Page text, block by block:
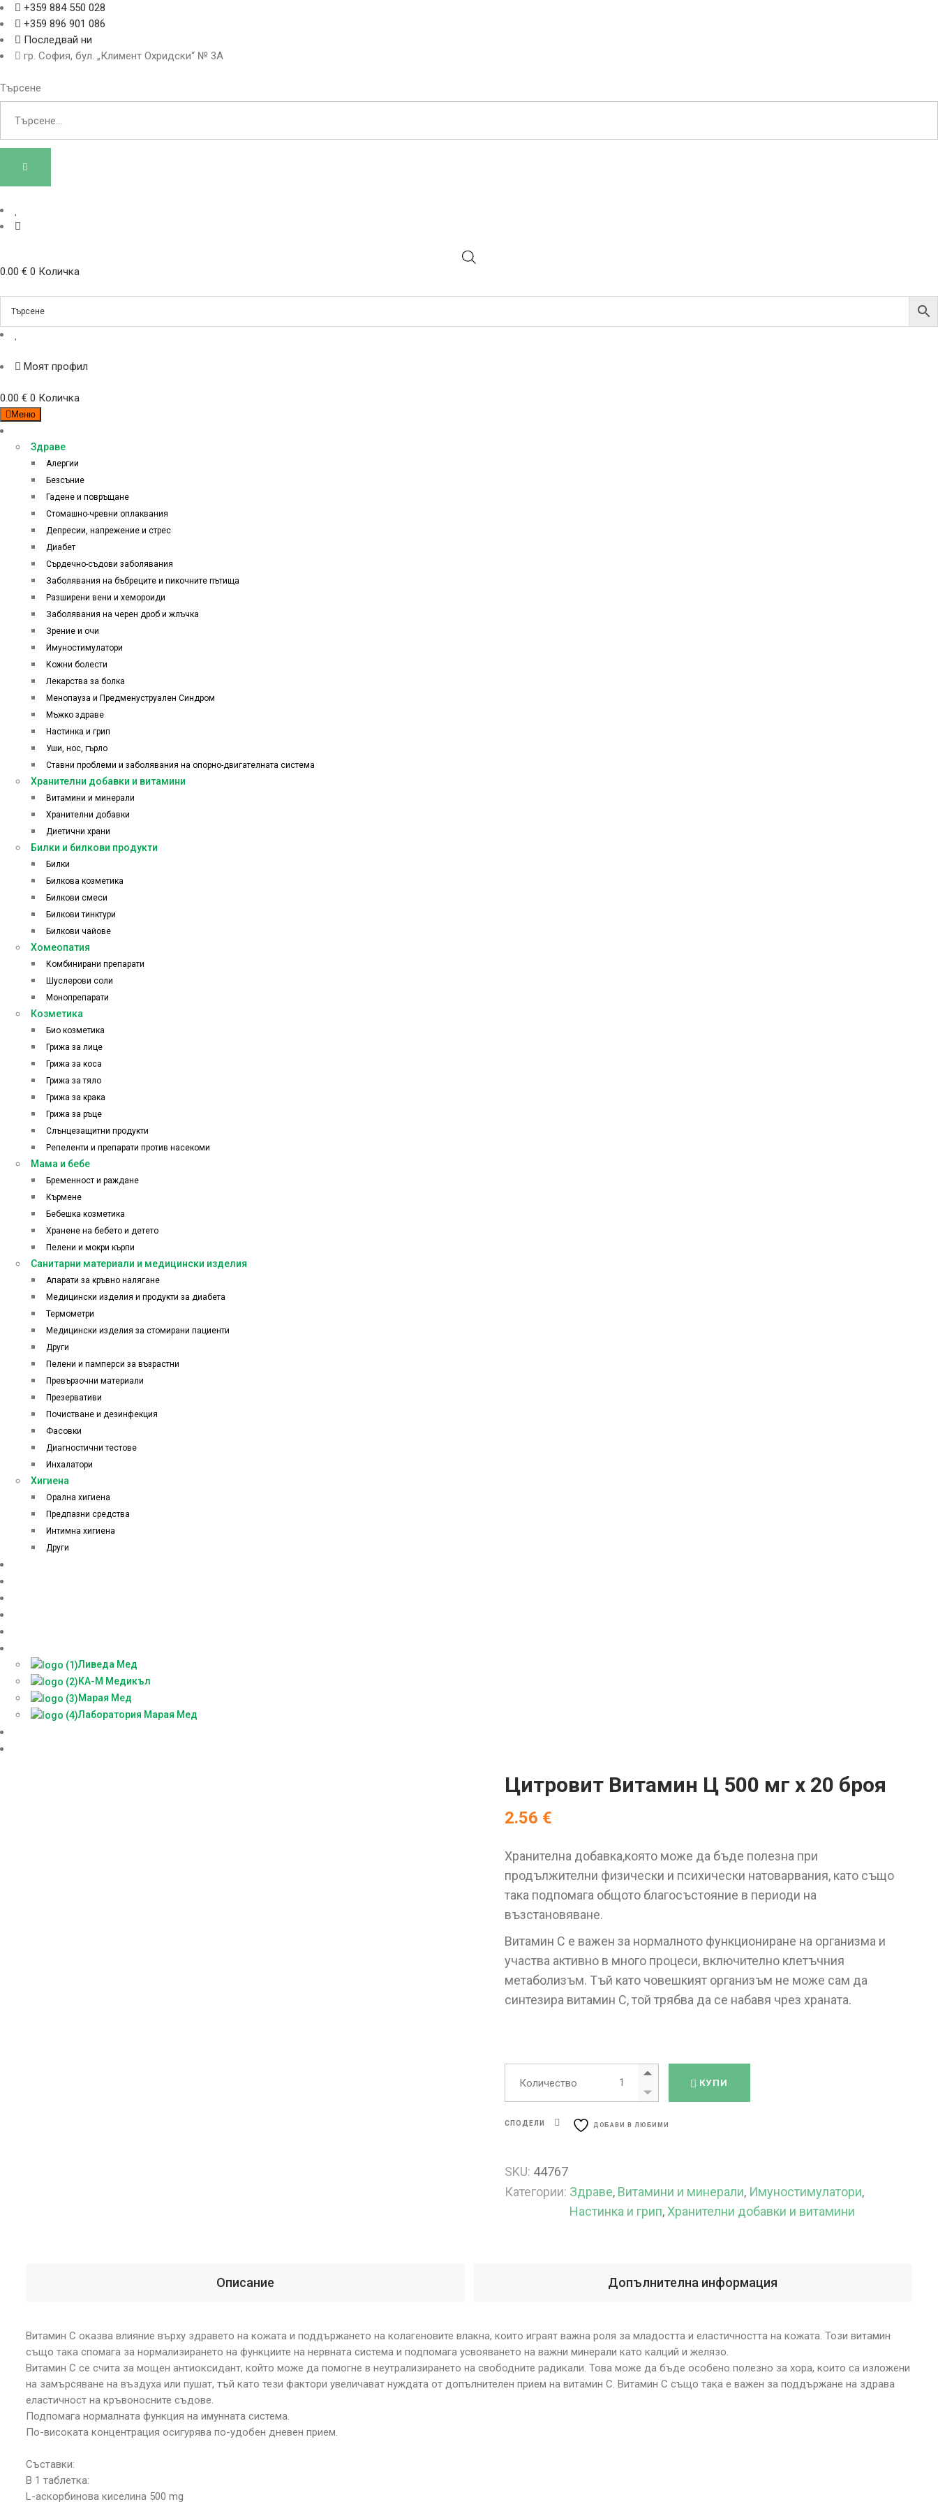
+359 884 550 028
+359 896 901 086
Последвай ни
гр. София, бул. „Климент Охридски“ № 3A
Търсене
0.00 € 0 Количка
Моят профил
0.00 € 0 Количка
Меню
Здраве
Алергии
Безсъние
Гадене и повръщане
Стомашно-чревни оплаквания
Депресии, напрежение и стрес
Диабет
Сърдечно-съдови заболявания
Заболявания на бъбреците и пикочните пътища
Разширени вени и хемороиди
Заболявания на черен дроб и жлъчка
Зрение и очи
Имуностимулатори
Кожни болести
Лекарства за болка
Менопауза и Предменуструален Синдром
Мъжко здраве
Настинка и грип
Уши, нос, гърло
Ставни проблеми и заболявания на опорно-двигателната система
Хранителни добавки и витамини
Витамини и минерали
Хранителни добавки
Диетични храни
Билки и билкови продукти
Билки
Билкова козметика
Билкови смеси
Билкови тинктури
Билкови чайове
Хомеопатия
Комбинирани препарати
Шуслерови соли
Монопрепарати
Козметика
Био козметика
Грижа за лице
Грижа за коса
Грижа за тяло
Грижа за крака
Грижа за ръце
Слънцезащитни продукти
Репеленти и препарати против насекоми
Мама и бебе
Бременност и раждане
Кърмене
Бебешка козметика
Хранене на бебето и детето
Пелени и мокри кърпи
Санитарни материали и медицински изделия
Апарати за кръвно налягане
Медицински изделия и продукти за диабета
Термометри
Медицински изделия за стомирани пациенти
Други
Пелени и памперси за възрастни
Превързочни материали
Презервативи
Почистване и дезинфекция
Фасовки
Диагностични тестове
Инхалатори
Хигиена
Орална хигиена
Предпазни средства
Интимна хигиена
Други
Ливеда Мед
КА-М Медикъл
Марая Мед
Лаборатория Марая Мед
Цитровит Витамин Ц 500 мг х 20 броя
2.56 €
Хранителна добавка,която може да бъде полезна при
продължителни физически и психически натоварвания, като също
така подпомага общото благосъстояние в периоди на
възстановяване.
Витамин C е важен за нормалното функциониране на организма и
участва активно в много процеси, включително клетъчния
метаболизъм. Тъй като човешкият организъм не може сам да
синтезира витамин C, той трябва да се набавя чрез храната.
Количество
Цитровит Витамин Ц 500 мг х 20 броя quantity
КУПИ
СПОДЕЛИ ДОБАВИ В ЛЮБИМИ
SKU: 44767
Категории: Здраве, Витамини и минерали, Имуностимулатори,
Настинка и грип, Хранителни добавки и витамини
Описание Допълнителна информация
Витамин C оказва влияние върху здравето на кожата и поддържането на колагеновите влакна, които играят важна роля за младостта и еластичността на кожата. Този витамин
също така спомага за нормализирането на функциите на нервната система и подпомага усвояването на важни минерали като калций и желязо.
Витамин C се счита за мощен антиоксидант, който може да помогне в неутрализирането на свободните радикали. Това може да бъде особено полезно за хора, които са изложени
на замърсяване на въздуха или пушат, тъй като тези фактори увеличават нуждата от допълнителен прием на витамин C. Витамин C също така е важен за поддържане на здрава
еластичност на кръвоносните съдове.
Подпомага нормалната функция на имунната система.
По-високата концентрация осигурява по-удобен дневен прием.
Съставки:
В 1 таблетка:
L-аскорбинова киселина 500 mg